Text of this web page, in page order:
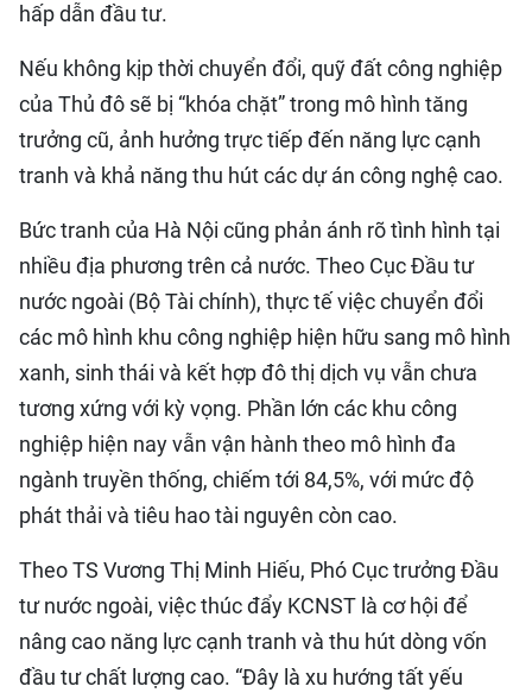
hấp dẫn đầu tư.
Nếu không kịp thời chuyển đổi, quỹ đất công nghiệp
của Thủ đô sẽ bị “khóa chặt” trong mô hình tăng
trưởng cũ, ảnh hưởng trực tiếp đến năng lực cạnh
tranh và khả năng thu hút các dự án công nghệ cao.
Bức tranh của Hà Nội cũng phản ánh rõ tình hình tại
nhiều địa phương trên cả nước. Theo Cục Đầu tư
nước ngoài (Bộ Tài chính), thực tế việc chuyển đổi
các mô hình khu công nghiệp hiện hữu sang mô hình
xanh, sinh thái và kết hợp đô thị dịch vụ vẫn chưa
tương xứng với kỳ vọng. Phần lớn các khu công
nghiệp hiện nay vẫn vận hành theo mô hình đa
ngành truyền thống, chiếm tới 84,5%, với mức độ
phát thải và tiêu hao tài nguyên còn cao.
Theo TS Vương Thị Minh Hiếu, Phó Cục trưởng Đầu
tư nước ngoài, việc thúc đẩy KCNST là cơ hội để
nâng cao năng lực cạnh tranh và thu hút dòng vốn
đầu tư chất lượng cao. “Đây là xu hướng tất yếu